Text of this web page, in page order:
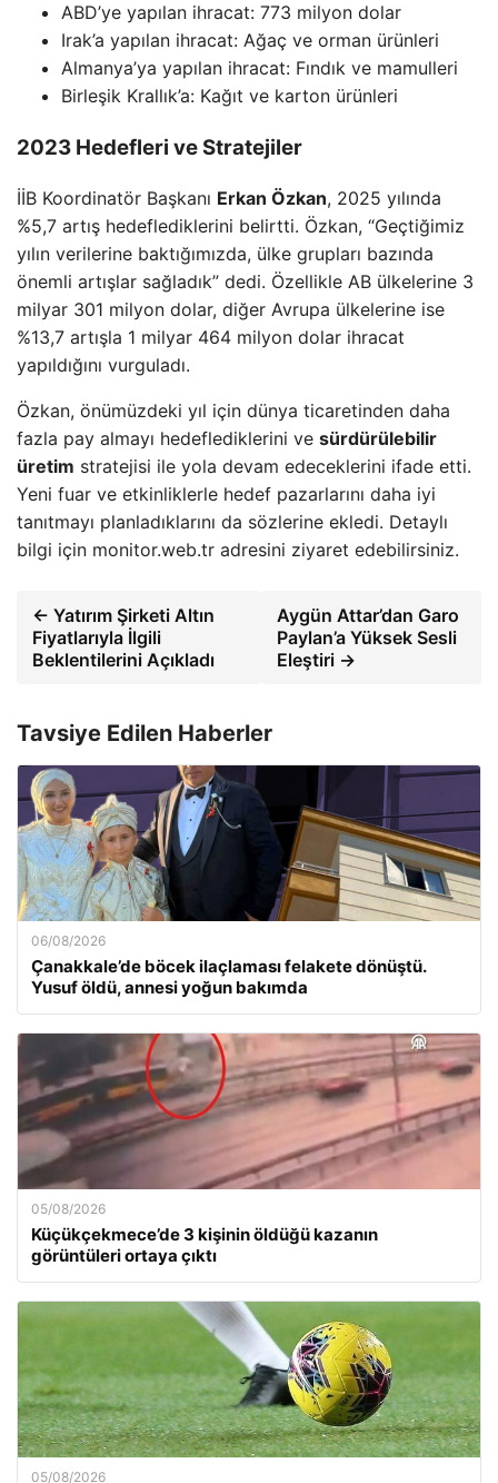
ABD’ye yapılan ihracat: 773 milyon dolar
Irak’a yapılan ihracat: Ağaç ve orman ürünleri
Almanya’ya yapılan ihracat: Fındık ve mamulleri
Birleşik Krallık’a: Kağıt ve karton ürünleri
2023 Hedefleri ve Stratejiler
İİB Koordinatör Başkanı Erkan Özkan, 2025 yılında
%5,7 artış hedeflediklerini belirtti. Özkan, “Geçtiğimiz
yılın verilerine baktığımızda, ülke grupları bazında
önemli artışlar sağladık” dedi. Özellikle AB ülkelerine 3
milyar 301 milyon dolar, diğer Avrupa ülkelerine ise
%13,7 artışla 1 milyar 464 milyon dolar ihracat
yapıldığını vurguladı.
Özkan, önümüzdeki yıl için dünya ticaretinden daha
fazla pay almayı hedeflediklerini ve sürdürülebilir
üretim stratejisi ile yola devam edeceklerini ifade etti.
Yeni fuar ve etkinliklerle hedef pazarlarını daha iyi
tanıtmayı planladıklarını da sözlerine ekledi. Detaylı
bilgi için monitor.web.tr adresini ziyaret edebilirsiniz.
← Yatırım Şirketi Altın
Fiyatlarıyla İlgili
Beklentilerini Açıkladı
Aygün Attar’dan Garo
Paylan’a Yüksek Sesli
Eleştiri →
Tavsiye Edilen Haberler
06/08/2026
Çanakkale’de böcek ilaçlaması felakete dönüştü.
Yusuf öldü, annesi yoğun bakımda
05/08/2026
Küçükçekmece’de 3 kişinin öldüğü kazanın
görüntüleri ortaya çıktı
05/08/2026